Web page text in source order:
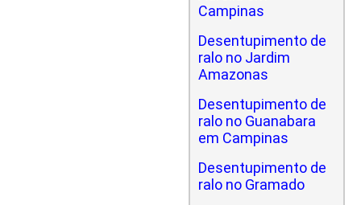
Campinas
Desentupimento de
ralo no Jardim
Amazonas
Desentupimento de
ralo no Guanabara
em Campinas
Desentupimento de
ralo no Gramado